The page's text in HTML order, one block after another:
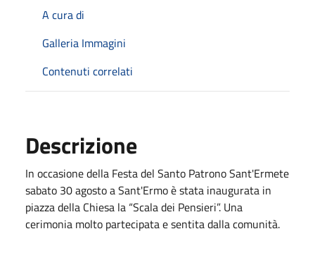
A cura di
Galleria Immagini
Contenuti correlati
Descrizione
In occasione della Festa del Santo Patrono Sant'Ermete
sabato 30 agosto a Sant'Ermo è stata inaugurata in
piazza della Chiesa la “Scala dei Pensieri”. Una
cerimonia molto partecipata e sentita dalla comunità.